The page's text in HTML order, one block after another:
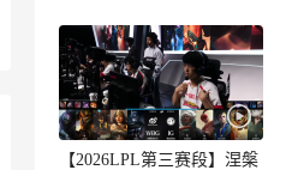
【2026LPL第三赛段】涅槃